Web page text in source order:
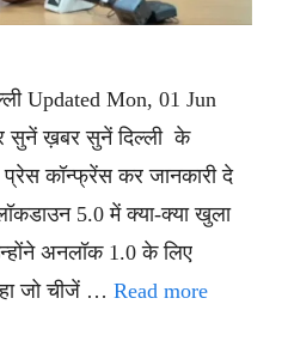
Updated Mon, 01 Jun
सुनें ख़बर सुनें दिल्ली के
कॉन्फ्रेंस कर जानकारी दे
5.0 में क्या-क्या खुला
अनलॉक 1.0 के लिए
जो चीजें … Read more